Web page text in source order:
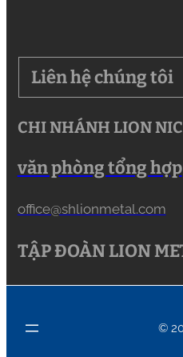
Liên hệ chúng tôi
CHI NHÁNH LION
văn phòng tổng hợp
office@shlionmetal.com
TẬP ĐOÀN LION
©